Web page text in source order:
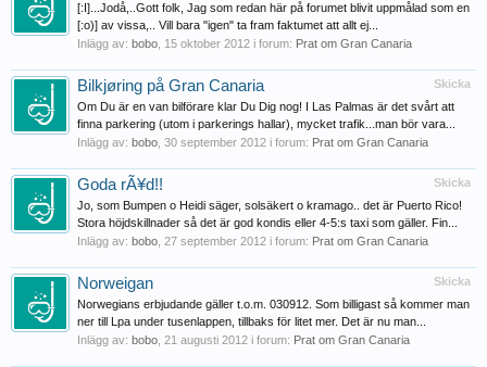
[:I]...Jodå,..Gott folk, Jag som redan här på forumet blivit uppmålad som en
[:o)] av vissa,.. Vill bara "igen" ta fram faktumet att allt ej...
Inlägg av: bobo 15 oktober 2012 i forum: Prat om Gran Canaria
Skicka
Bilkjøring på Gran Canaria
Om Du är en van bilförare klar Du Dig nog! I Las Palmas är det svårt att
finna parkering (utom i parkerings hallar), mycket trafik...man bör vara...
Inlägg av: bobo 30 september 2012 i forum: Prat om Gran Canaria
Skicka
Goda rÃ¥d!!
Jo, som Bumpen o Heidi säger, solsäkert o kramago.. det är Puerto Rico!
Stora höjdskillnader så det är god kondis eller 4-5:s taxi som gäller. Fin...
Inlägg av: bobo 27 september 2012 i forum: Prat om Gran Canaria
Skicka
Norweigan
Norwegians erbjudande gäller t.o.m. 030912. Som billigast så kommer man
ner till Lpa under tusenlappen, tillbaks för litet mer. Det är nu man...
Inlägg av: bobo 21 augusti 2012 i forum: Prat om Gran Canaria